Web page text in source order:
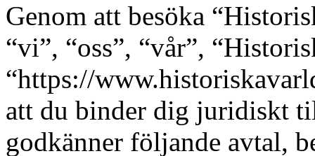
Genom att besöka
“vi”, “oss”, “vår”,
“https://
att du binder dig juridiskt
godkänner följande avtal,